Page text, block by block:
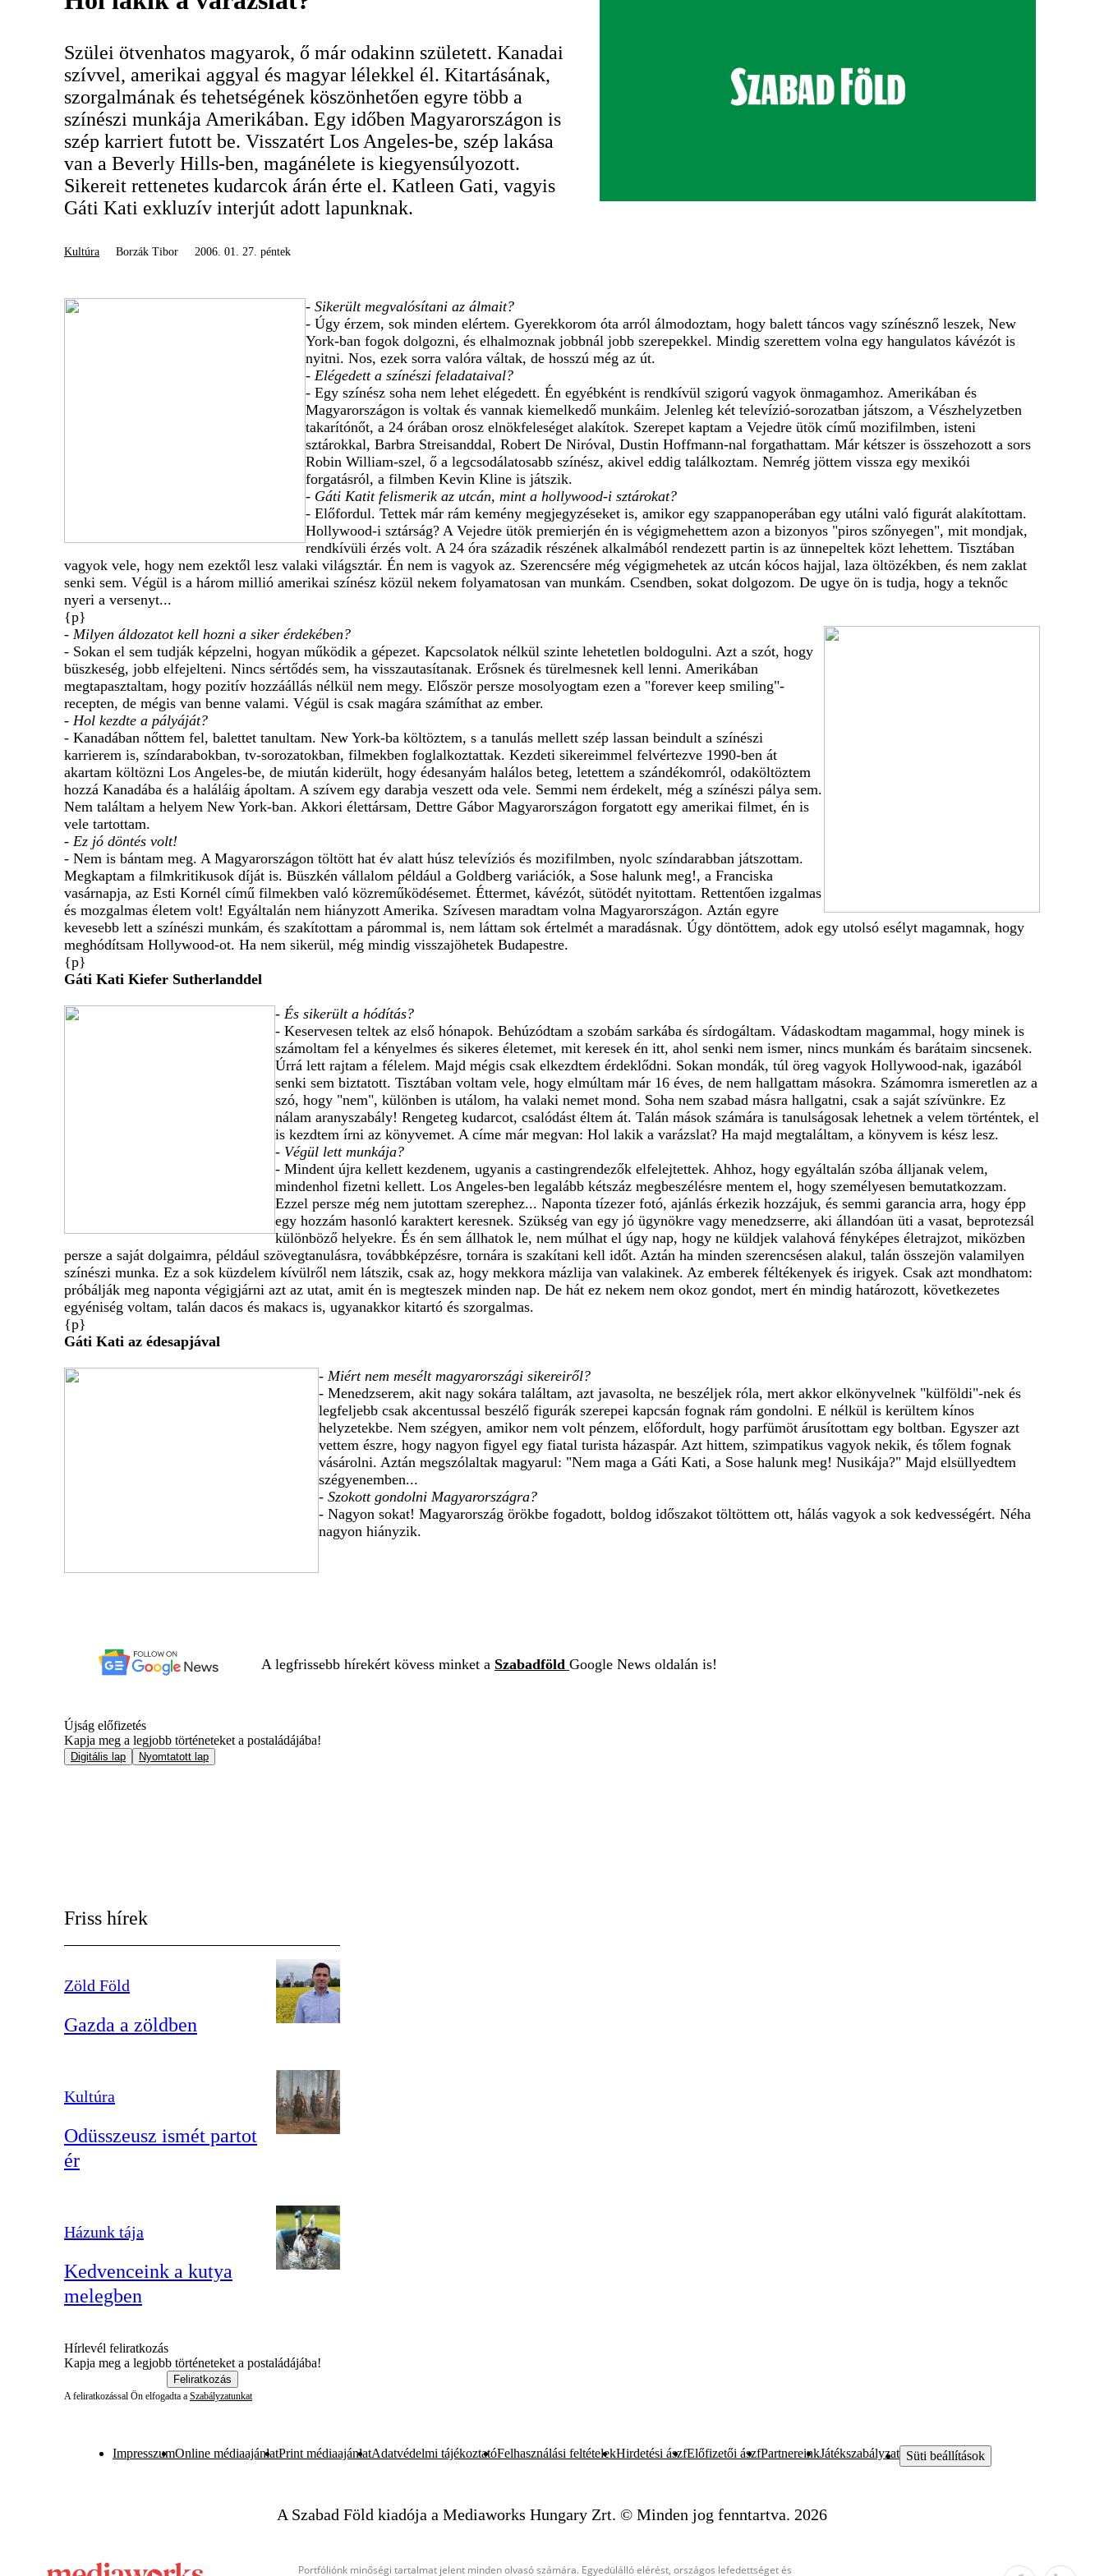
Szülei ötvenhatos magyarok, ő már odakinn született. Kanadai
szívvel, amerikai aggyal és magyar lélekkel él. Kitartásának,
szorgalmának és tehetségének köszönhetően egyre több a
színészi munkája Amerikában. Egy időben Magyarországon is
szép karriert futott be. Visszatért Los Angeles-be, szép lakása
van a Beverly Hills-ben, magánélete is kiegyensúlyozott.
Sikereit rettenetes kudarcok árán érte el. Katleen Gati, vagyis
Gáti Kati exkluzív interjút adott lapunknak.
Kultúra Borzák Tibor 2006. 01. 27. péntek
- Sikerült megvalósítani az álmait?
- Úgy érzem, sok minden elértem. Gyerekkorom óta arról álmodoztam, hogy balett táncos vagy színésznő leszek, New
York-ban fogok dolgozni, és elhalmoznak jobbnál jobb szerepekkel. Mindig szerettem volna egy hangulatos kávézót is
nyitni. Nos, ezek sorra valóra váltak, de hosszú még az út.
- Elégedett a színészi feladataival?
- Egy színész soha nem lehet elégedett. Én egyébként is rendkívül szigorú vagyok önmagamhoz. Amerikában és
Magyarországon is voltak és vannak kiemelkedő munkáim. Jelenleg két televízió-sorozatban játszom, a Vészhelyzetben
takarítónőt, a 24 órában orosz elnökfeleséget alakítok. Szerepet kaptam a Vejedre ütök című mozifilmben, isteni
sztárokkal, Barbra Streisanddal, Robert De Niróval, Dustin Hoffmann-nal forgathattam. Már kétszer is összehozott a sors
Robin William-szel, ő a legcsodálatosabb színész, akivel eddig találkoztam. Nemrég jöttem vissza egy mexikói
forgatásról, a filmben Kevin Kline is játszik.
- Gáti Katit felismerik az utcán, mint a hollywood-i sztárokat?
- Előfordul. Tettek már rám kemény megjegyzéseket is, amikor egy szappanoperában egy utálni való figurát alakítottam.
Hollywood-i sztárság? A Vejedre ütök premierjén én is végigmehettem azon a bizonyos "piros szőnyegen", mit mondjak,
rendkívüli érzés volt. A 24 óra századik részének alkalmából rendezett partin is az ünnepeltek közt lehettem. Tisztában
vagyok vele, hogy nem ezektől lesz valaki világsztár. Én nem is vagyok az. Szerencsére még végigmehetek az utcán kócos hajjal, laza öltözékben, és nem zaklat
senki sem. Végül is a három millió amerikai színész közül nekem folyamatosan van munkám. Csendben, sokat dolgozom. De ugye ön is tudja, hogy a teknőc
nyeri a versenyt...
{p}
- Milyen áldozatot kell hozni a siker érdekében?
- Sokan el sem tudják képzelni, hogyan működik a gépezet. Kapcsolatok nélkül szinte lehetetlen boldogulni. Azt a szót, hogy
büszkeség, jobb elfejelteni. Nincs sértődés sem, ha visszautasítanak. Erősnek és türelmesnek kell lenni. Amerikában
megtapasztaltam, hogy pozitív hozzáállás nélkül nem megy. Először persze mosolyogtam ezen a "forever keep smiling"-
recepten, de mégis van benne valami. Végül is csak magára számíthat az ember.
- Hol kezdte a pályáját?
- Kanadában nőttem fel, balettet tanultam. New York-ba költöztem, s a tanulás mellett szép lassan beindult a színészi
karrierem is, színdarabokban, tv-sorozatokban, filmekben foglalkoztattak. Kezdeti sikereimmel felvértezve 1990-ben át
akartam költözni Los Angeles-be, de miután kiderült, hogy édesanyám halálos beteg, letettem a szándékomról, odaköltöztem
hozzá Kanadába és a haláláig ápoltam. A szívem egy darabja veszett oda vele. Semmi nem érdekelt, még a színészi pálya sem.
Nem találtam a helyem New York-ban. Akkori élettársam, Dettre Gábor Magyarországon forgatott egy amerikai filmet, én is
vele tartottam.
- Ez jó döntés volt!
- Nem is bántam meg. A Magyarországon töltött hat év alatt húsz televíziós és mozifilmben, nyolc színdarabban játszottam.
Megkaptam a filmkritikusok díját is. Büszkén vállalom például a Goldberg variációk, a Sose halunk meg!, a Franciska
vasárnapja, az Esti Kornél című filmekben való közreműködésemet. Éttermet, kávézót, sütödét nyitottam. Rettentően izgalmas
és mozgalmas életem volt! Egyáltalán nem hiányzott Amerika. Szívesen maradtam volna Magyarországon. Aztán egyre
kevesebb lett a színészi munkám, és szakítottam a párommal is, nem láttam sok értelmét a maradásnak. Úgy döntöttem, adok egy utolsó esélyt magamnak, hogy
meghódítsam Hollywood-ot. Ha nem sikerül, még mindig visszajöhetek Budapestre.
{p}
Gáti Kati Kiefer Sutherlanddel
- És sikerült a hódítás?
- Keservesen teltek az első hónapok. Behúzódtam a szobám sarkába és sírdogáltam. Vádaskodtam magammal, hogy minek is
számoltam fel a kényelmes és sikeres életemet, mit keresek én itt, ahol senki nem ismer, nincs munkám és barátaim sincsenek.
Úrrá lett rajtam a félelem. Majd mégis csak elkezdtem érdeklődni. Sokan mondák, túl öreg vagyok Hollywood-nak, igazából
senki sem biztatott. Tisztában voltam vele, hogy elmúltam már 16 éves, de nem hallgattam másokra. Számomra ismeretlen az a
szó, hogy "nem", különben is utálom, ha valaki nemet mond. Soha nem szabad másra hallgatni, csak a saját szívünkre. Ez
nálam aranyszabály! Rengeteg kudarcot, csalódást éltem át. Talán mások számára is tanulságosak lehetnek a velem történtek, el
is kezdtem írni az könyvemet. A címe már megvan: Hol lakik a varázslat? Ha majd megtaláltam, a könyvem is kész lesz.
- Végül lett munkája?
- Mindent újra kellett kezdenem, ugyanis a castingrendezők elfelejtettek. Ahhoz, hogy egyáltalán szóba álljanak velem,
mindenhol fizetni kellett. Los Angeles-ben legalább kétszáz megbeszélésre mentem el, hogy személyesen bemutatkozzam.
Ezzel persze még nem jutottam szerephez... Naponta tízezer fotó, ajánlás érkezik hozzájuk, és semmi garancia arra, hogy épp
egy hozzám hasonló karaktert keresnek. Szükség van egy jó ügynökre vagy menedzserre, aki állandóan üti a vasat, beprotezsál
különböző helyekre. És én sem állhatok le, nem múlhat el úgy nap, hogy ne küldjek valahová fényképes életrajzot, miközben
persze a saját dolgaimra, például szövegtanulásra, továbbképzésre, tornára is szakítani kell időt. Aztán ha minden szerencsésen alakul, talán összejön valamilyen
színészi munka. Ez a sok küzdelem kívülről nem látszik, csak az, hogy mekkora mázlija van valakinek. Az emberek féltékenyek és irigyek. Csak azt mondhatom:
próbálják meg naponta végigjárni azt az utat, amit én is megteszek minden nap. De hát ez nekem nem okoz gondot, mert én mindig határozott, következetes
egyéniség voltam, talán dacos és makacs is, ugyanakkor kitartó és szorgalmas.
{p}
Gáti Kati az édesapjával
- Miért nem mesélt magyarországi sikereiről?
- Menedzserem, akit nagy sokára találtam, azt javasolta, ne beszéljek róla, mert akkor elkönyvelnek "külföldi"-nek és
legfeljebb csak akcentussal beszélő figurák szerepei kapcsán fognak rám gondolni. E nélkül is kerültem kínos
helyzetekbe. Nem szégyen, amikor nem volt pénzem, előfordult, hogy parfümöt árusítottam egy boltban. Egyszer azt
vettem észre, hogy nagyon figyel egy fiatal turista házaspár. Azt hittem, szimpatikus vagyok nekik, és tőlem fognak
vásárolni. Aztán megszólaltak magyarul: "Nem maga a Gáti Kati, a Sose halunk meg! Nusikája?" Majd elsüllyedtem
szégyenemben...
- Szokott gondolni Magyarországra?
- Nagyon sokat! Magyarország örökbe fogadott, boldog időszakot töltöttem ott, hálás vagyok a sok kedvességért. Néha
nagyon hiányzik.
A legfrissebb hírekért kövess minket a Szabadföld Google News oldalán is!
Újság előfizetés
Kapja meg a legjobb történeteket a postaládájába!
Digitális lap Nyomtatott lap
Friss hírek
Zöld Föld
Gazda a zöldben
Kultúra
Odüsszeusz ismét partot
ér
Házunk tája
Kedvenceink a kutya
melegben
Hírlevél feliratkozás
Kapja meg a legjobb történeteket a postaládájába!
Feliratkozás
A feliratkozással Ön elfogadta a Szabályzatunkat
ImpresszumOnline médiaajánlatPrint médiaajánlatAdatvédelmi tájékoztatóFelhasználási feltételekHirdetési ászfElőfizetői ászfPartnereinkJátékszabályzat Süti beállítások
A Szabad Föld kiadója a Mediaworks Hungary Zrt. © Minden jog fenntartva. 2026
Portfóliónk minőségi tartalmat jelent minden olvasó számára. Egyedülálló elérést, országos lefedettséget és